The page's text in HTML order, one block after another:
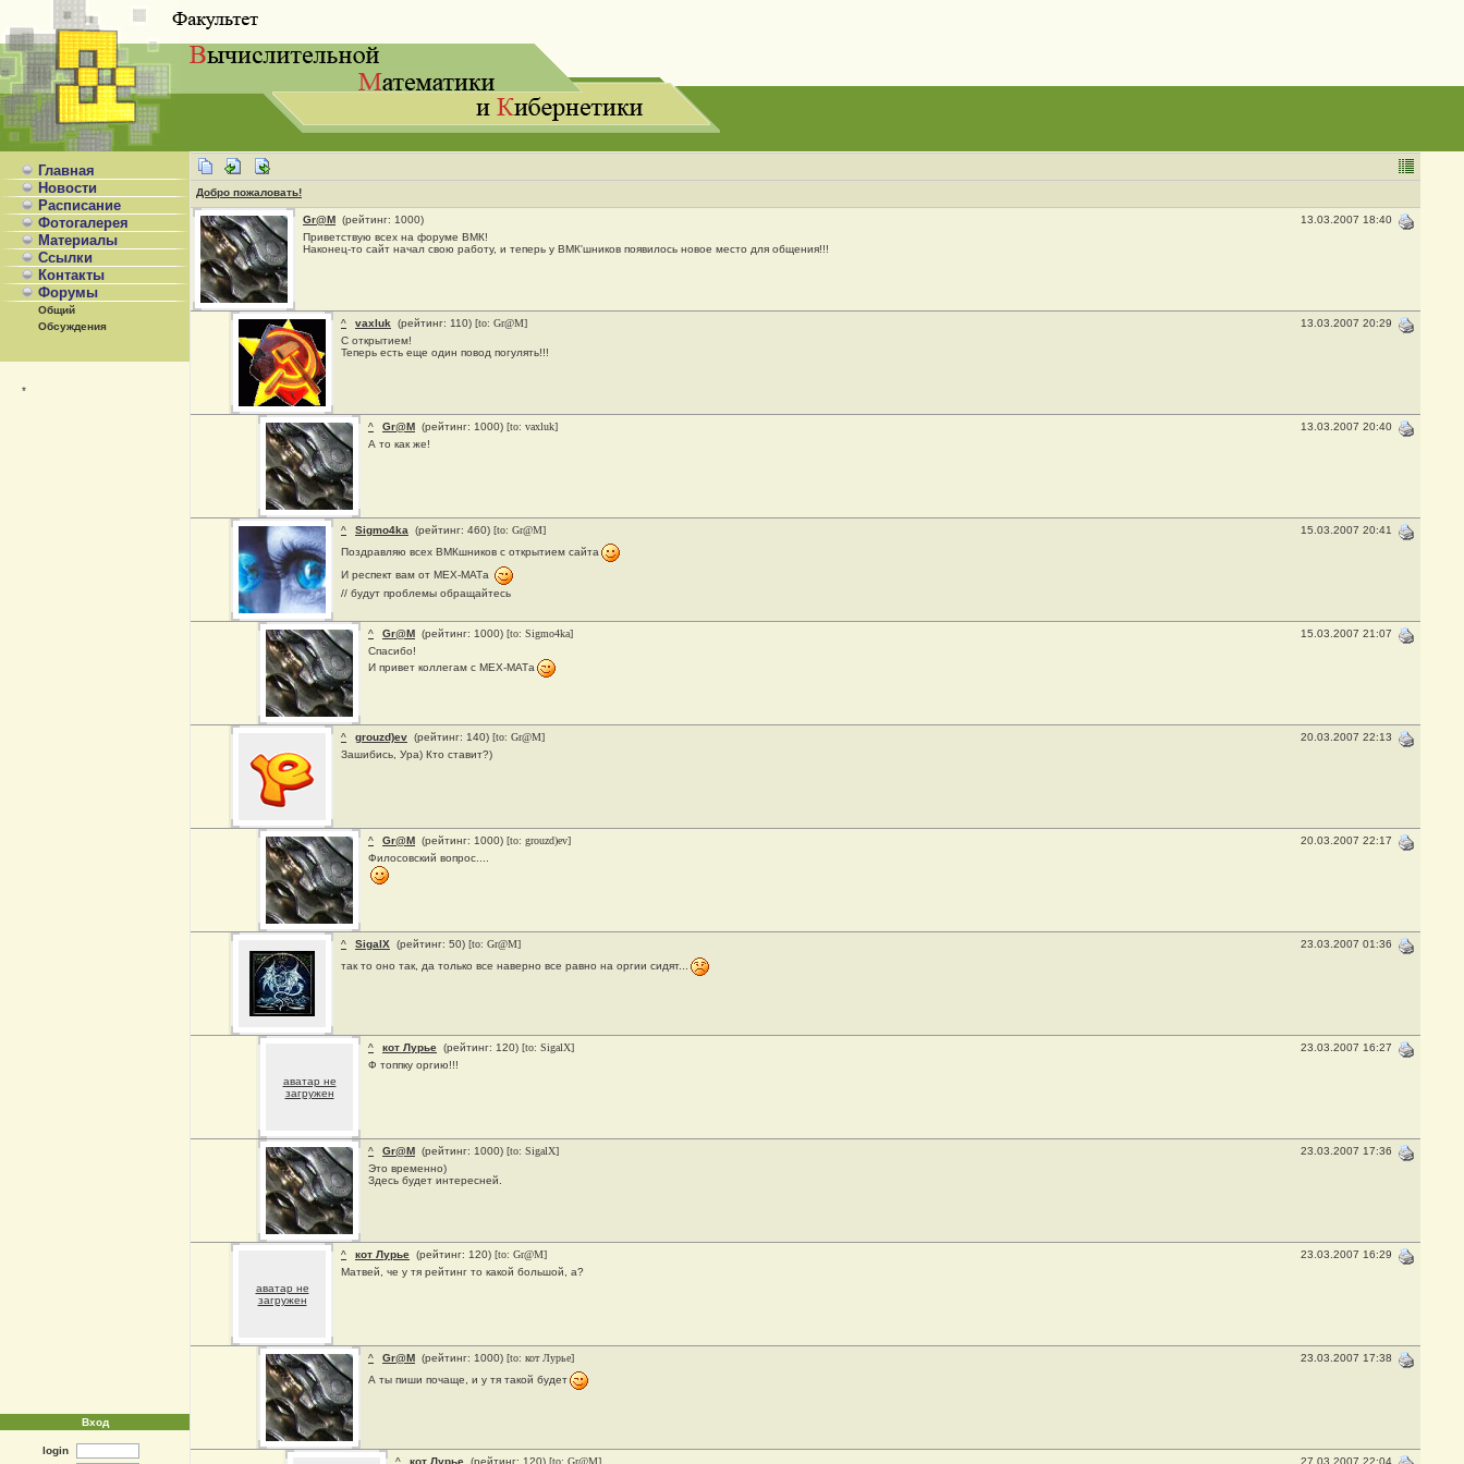
Главная
Новости
Расписание
Фотогалерея
Материалы
Ссылки
Контакты
Форумы
Общий
Обсуждения
*
Добро пожаловать!
Gr@M (рейтинг: 1000)
13.03.2007 18:40
Приветствую всех на форуме ВМК!
Наконец-то сайт начал свою работу, и теперь у ВМК'шников появилось новое место для общения!!!
^ vaxluk (рейтинг: 110) [to: Gr@M]
13.03.2007 20:29
С открытием!
Теперь есть еще один повод погулять!!!
^ Gr@M (рейтинг: 1000) [to: vaxluk]
13.03.2007 20:40
А то как же!
^ Sigmo4ka (рейтинг: 460) [to: Gr@M]
15.03.2007 20:41
Поздравляю всех ВМКшников с открытием сайта
И респект вам от МЕХ-МАТа
// будут проблемы обращайтесь
^ Gr@M (рейтинг: 1000) [to: Sigmo4ka]
15.03.2007 21:07
Спасибо!
И привет коллегам c МЕХ-МАТа
^ grouzd)ev (рейтинг: 140) [to: Gr@M]
20.03.2007 22:13
Зашибись, Ура) Кто ставит?)
^ Gr@M (рейтинг: 1000) [to: grouzd)ev]
20.03.2007 22:17
Филосовский вопрос....
^ SigalX (рейтинг: 50) [to: Gr@M]
23.03.2007 01:36
так то оно так, да только все наверно все равно на оргии сидят...
аватар не
загружен
^ кот Лурье (рейтинг: 120) [to: SigalX]
23.03.2007 16:27
Ф топпку оргию!!!
^ Gr@M (рейтинг: 1000) [to: SigalX]
23.03.2007 17:36
Это временно)
Здесь будет интересней.
аватар не
загружен
^ кот Лурье (рейтинг: 120) [to: Gr@M]
23.03.2007 16:29
Матвей, че у тя рейтинг то какой большой, а?
^ Gr@M (рейтинг: 1000) [to: кот Лурье]
23.03.2007 17:38
А ты пиши почаще, и у тя такой будет
^ кот Лурье (рейтинг: 120) [to: Gr@M] 27.03.2007 22:04
Вход
login